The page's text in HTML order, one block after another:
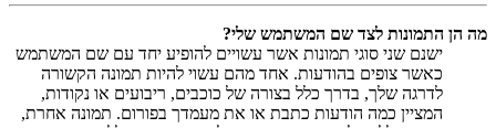
מה הן התמונות לצד שם המשתמש שלי?
ישנם שני סוגי תמונות אשר עשויים להופיע יחד עם שם המשתמש
כאשר צופים בהודעות. אחד מהם עשוי להיות תמונה הקשורה
לדרגה שלך, בדרך כלל בצורה של כוכבים, ריבועים או נקודות,
המציין כמה הודעות כתבת או את מעמדך בפורום. תמונה אחרת,